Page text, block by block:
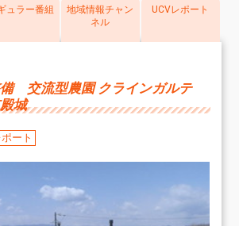
ュラー番組
地域情報チャン
ネル
UCVレポート
交流型農園 クラインガルテ
城
ート